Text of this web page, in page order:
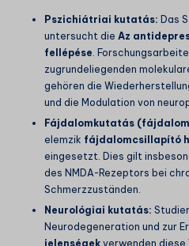
Pszichiátriai kutatás: Das
untersucht die Az
fellépése.
zugrundeliegenden
gehören die
und die Modulation von
Fájdalomkutatás
elemzik fájdalomcsillapító
eingesetzt. Dies gilt
des NMDA-Rezeptors bei
Schmerzzuständen.
Neurológiai kutatás:
Neurodegeneration und zur
jelenségek verwenden diese